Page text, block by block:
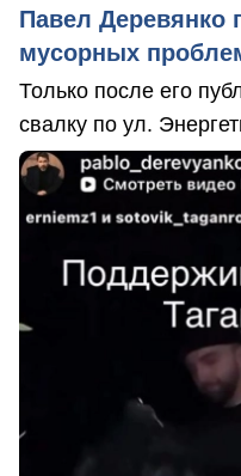
Павел Деревянко
мусорных
Только после его
свалку по ул.